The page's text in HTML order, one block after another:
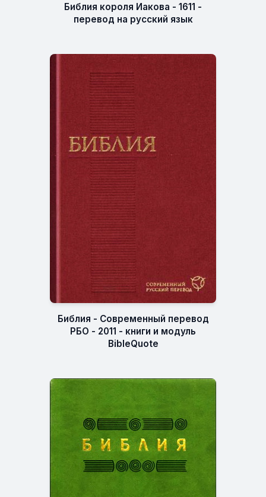
Библия короля Иакова - 1611 -
перевод на русский язык
Библия - Современный перевод
РБО - 2011 - книги и модуль
BibleQuote